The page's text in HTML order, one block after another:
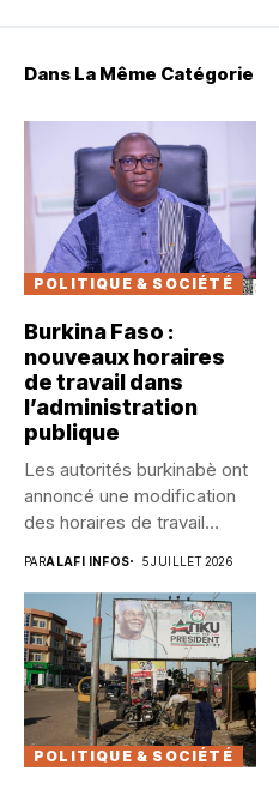
Dans La Même Catégorie
POLITIQUE & SOCIÉTÉ
Burkina Faso :
nouveaux horaires
de travail dans
l’administration
publique
Les autorités burkinabè ont
annoncé une modification
des horaires de travail
PARALAFI INFOS 5 JUILLET 2026
POLITIQUE & SOCIÉTÉ